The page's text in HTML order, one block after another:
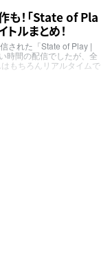
も！「State of Pla
ルまとめ！
された「State of Play |
時間の配信でしたが、全
もちろんリアルタイムで